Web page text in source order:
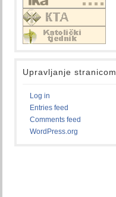
Upravljanje stranicom
Log in
Entries feed
Comments feed
WordPress.org